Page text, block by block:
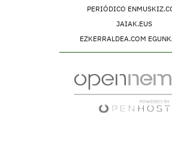
PERIÓDICO
JAIAK.EUS
EZKERRALDEA.COM